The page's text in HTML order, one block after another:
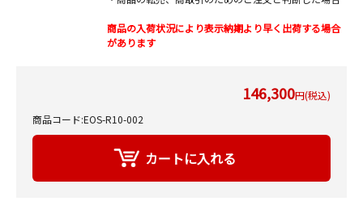
商品の入荷状況により表示納期より早く出荷する場合
があります
146,300円(税込)
商品コード:EOS-R10-002